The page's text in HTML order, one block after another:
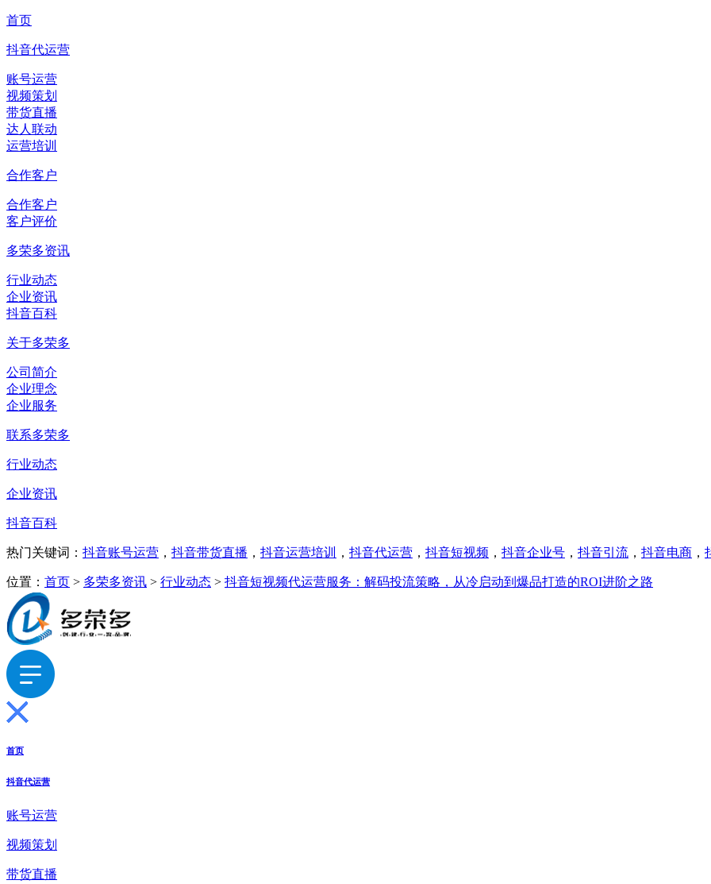
首页
抖音代运营
账号运营
视频策划
带货直播
达人联动
运营培训
合作客户
合作客户
客户评价
多荣多资讯
行业动态
企业资讯
抖音百科
关于多荣多
公司简介
企业理念
企业服务
联系多荣多
行业动态
企业资讯
抖音百科
热门关键词： 抖音账号运营 ， 抖音带货直播 ， 抖音运营培训 ， 抖音代运营 ， 抖音短视频 ， 抖音企业号 ， 抖音引流 ， 抖音电商 ，
位置： 首页 > 多荣多资讯 > 行业动态 > 抖音短视频代运营服务：解码投流策略，从冷启动到爆品打造的ROI进阶之路
首页
抖音代运营
账号运营
视频策划
带货直播